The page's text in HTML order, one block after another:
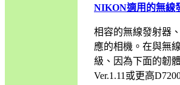
NIKON適用的無線
相容的無線發射器
應的相機。在與無
級、因為下面的韌
Ver.1.11或更高